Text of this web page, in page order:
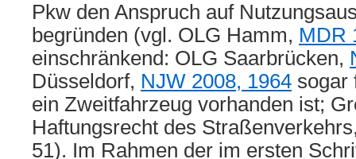
Pkw den Anspruch auf
begründen (vgl. OLG Hamm, MDR
einschränkend: OLG Saarbrücken,
Düsseldorf, NJW 2008, 1964 sogar
ein Zweitfahrzeug vorhanden ist;
Haftungsrecht des
51). Im Rahmen der im ersten